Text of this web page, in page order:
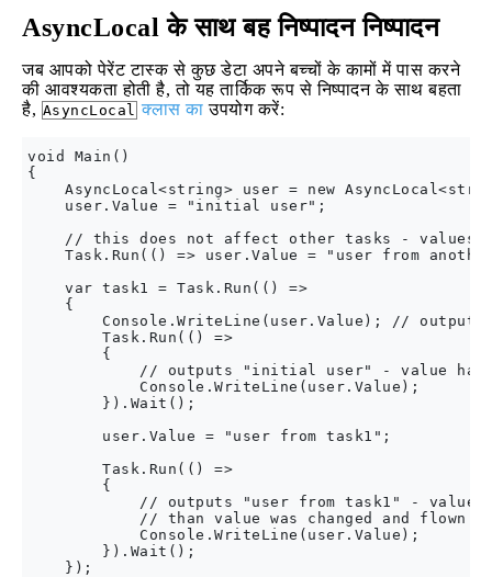
AsyncLocal के साथ बह निष्पादन निष्पादन
जब आपको पेरेंट टास्क से कुछ डेटा अपने बच्चों के कामों में पास करने
की आवश्यकता होती है, तो यह तार्किक रूप से निष्पादन के साथ बहता
है, AsyncLocal क्लास का उपयोग करें:
void Main()
{
AsyncLocal<string> user = new
    user.Value = "initial user";
// this does not affect other tasks - values
Task.Run(() => user.Value = "user from
    var task1 = Task.Run(() =>
    {
Console.WriteLine(user.Value); // outputs
        Task.Run(() =>
        {
// outputs "initial user" - value
            Console.WriteLine(user.Value);
        }).Wait();
        user.Value = "user from task1";
        Task.Run(() =>
        {
// outputs "user from task1" - value
// than value was changed and flown
            Console.WriteLine(user.Value);
        }).Wait();
    });